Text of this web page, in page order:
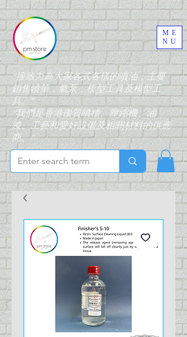
“搜致力為大家各式各樣的噴油，主要
銷售噴筆，氣泵，模型工具及模型工
具。”
“我們是香港優質噴槍、壓縮機、油
漆、工藝和愛好設備及相關材料的供應
商。”
ME
NU